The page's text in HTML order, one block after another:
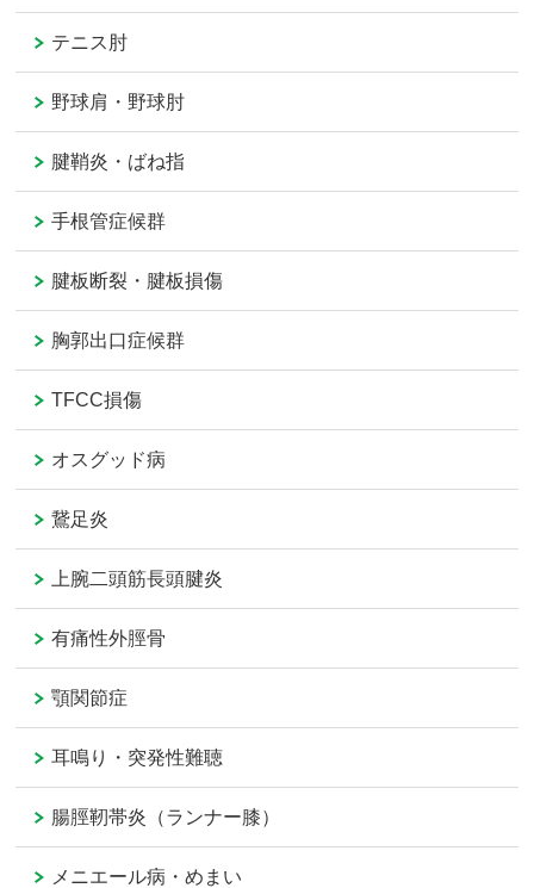
テニス肘
野球肩・野球肘
腱鞘炎・ばね指
手根管症候群
腱板断裂・腱板損傷
胸郭出口症候群
TFCC損傷
オスグッド病
鵞足炎
上腕二頭筋長頭腱炎
有痛性外脛骨
顎関節症
耳鳴り・突発性難聴
腸脛靭帯炎（ランナー膝）
メニエール病・めまい